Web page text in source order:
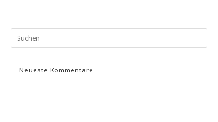
Neueste Kommentare